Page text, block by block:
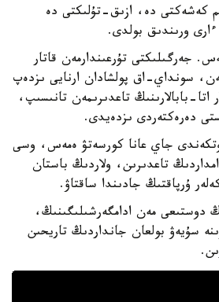
كەشەكتى دە، ازىق-تۇلىكتى دە
ورىندىق بولدى.
جەرگىلىكتى تۇرعىندارمەن قاتار
سونداي-اق پولشادان ارنايى ىزدەپ
اتا-بابالارىنىڭ تاعدىرىمەن تانىسىپ،
دەرەكتەردى ىزدەيدى.
جاي عانا كورسەتۋ ەمەس، وسى
تاعدىرىن، ولاردىڭ باستان
ۇرپاقتىڭ جادىندا ساقتاۋ.
دوستىعى مەن ادامگەرشىلىگىنىڭ،
سۇيەۋ بولعان جانداردىڭ تاريحىن